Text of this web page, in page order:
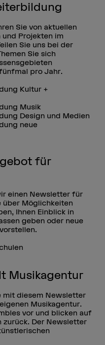
Sie von aktuellen
Projekten im
Sie uns bei der
Sie sich
pro Jahr.
Kultur +
Musik
Design und Medien
neue
für
einen Newsletter für
über Möglichkeiten
Ihnen Einblick in
geben oder neue
Musikagentur
mit diesem Newsletter
Musikagentur.
vor und blicken auf
zurück. Der Newsletter